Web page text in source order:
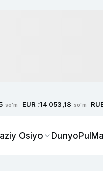
so'm EUR :14 053,18 so'm
Osiyo DunyoPul